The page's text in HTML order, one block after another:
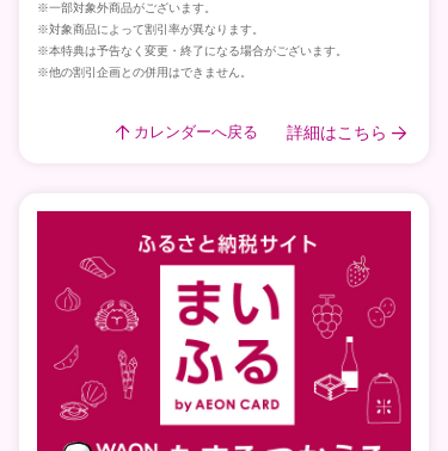
※一部対象外商品がございます。
※対象商品によって割引率が異なります。
※本特典は予告なく変更・終了になる場合がございます。
※他の割引企画との併用はできません。
カレンダーへ戻る 詳細はこちら